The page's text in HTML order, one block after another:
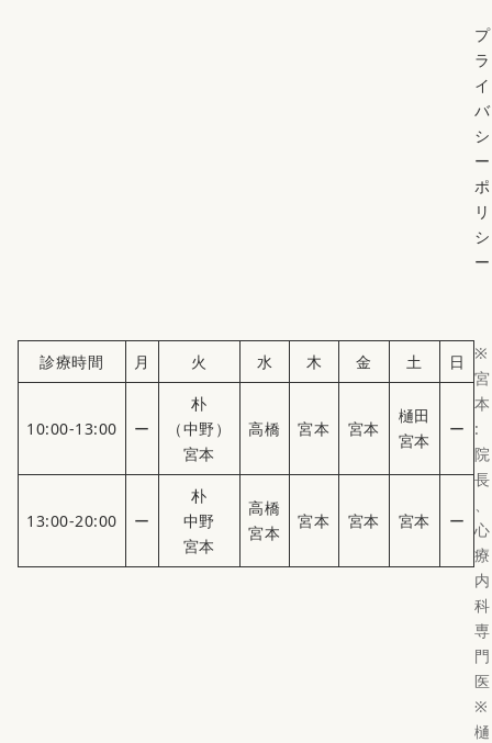
プ
ラ
イ
バ
シ
ー
ポ
リ
シ
ー
診療時間 月 火 水 木 金 土 日
10:00-13:00 ー
朴
（中野）
宮本
高橋 宮本 宮本
樋田
宮本
ー
13:00-20:00 ー
朴
中野
宮本
高橋
宮本
宮本 宮本 宮本 ー
※
宮
本
:
院
長
、
心
療
内
科
専
門
医
※
樋